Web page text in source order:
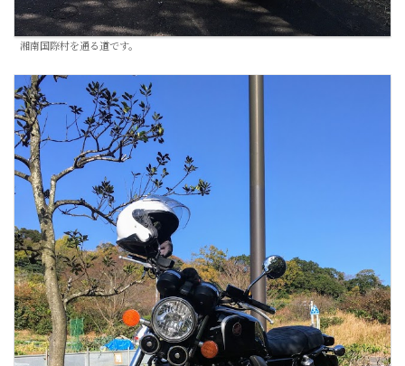
湘南国際村を通る道です。